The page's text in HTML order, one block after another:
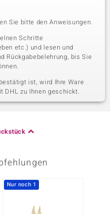
Sie bitte den Anweisungen.
Schritte
etc.) und lesen und
Rückgabebelehrung, bis Sie
ist, wird Ihre Ware
DHL zu Ihnen geschickt.
Nur noch 1